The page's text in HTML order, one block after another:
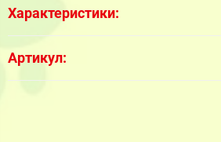
Характеристики:
Артикул: